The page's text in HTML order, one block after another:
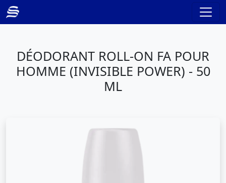
DÉODORANT ROLL-ON FA POUR
HOMME (INVISIBLE POWER) - 50
ML